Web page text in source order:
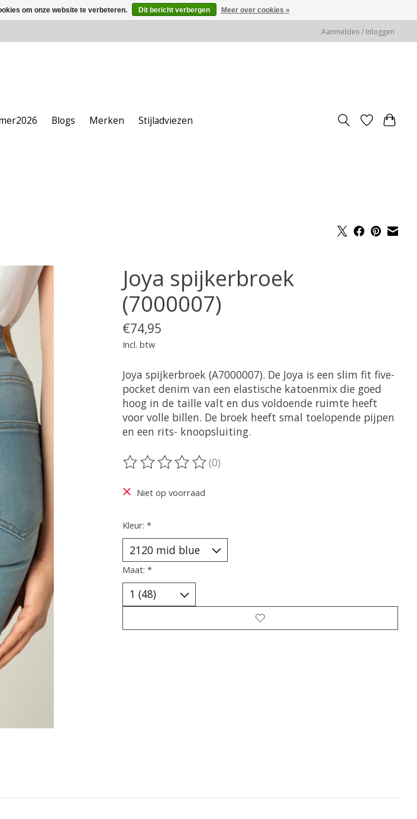
Aanmelden / Inloggen
Blogs Merken Stijladviezen
Joya spijkerbroek
(7000007)
€74,95
Incl. btw
Joya spijkerbroek (A7000007). De Joya is een slim fit five-
pocket denim van een elastische katoenmix die goed
hoog in de taille valt en dus voldoende ruimte heeft
voor volle billen. De broek heeft smal toelopende pijpen
en een rits- knoopsluiting.
De beoordeling van dit product is
(0)
Niet op voorraad
Kleur: *
Maat: *
om onze website te verbeteren. Dit bericht verbergen Meer over cookies »